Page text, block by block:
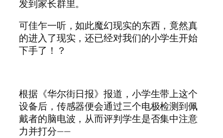
发到家长群里。
可佳乍一听，如此魔幻现实的东西，竟然真
的进入了现实，还已经对我们的小学生开始
下手了！？
根据《华尔街日报》报道，小学生带上这个
设备后，传感器便会通过三个电极检测到佩
戴者的脑电波，从而评判学生是否集中注意
力并打分——